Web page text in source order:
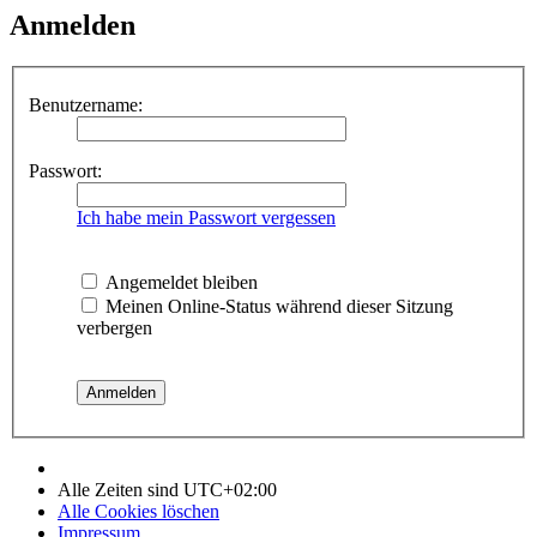
Anmelden
Benutzername:
Passwort:
Ich habe mein Passwort vergessen
Angemeldet bleiben
Meinen Online-Status während dieser Sitzung
verbergen
Alle Zeiten sind UTC+02:00
Alle Cookies löschen
Impressum